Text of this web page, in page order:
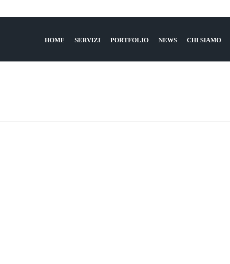
HOME SERVIZI PORTFOLIO NEWS CHI SIAMO